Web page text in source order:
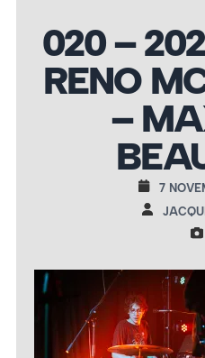
020 –
RENO
–
7